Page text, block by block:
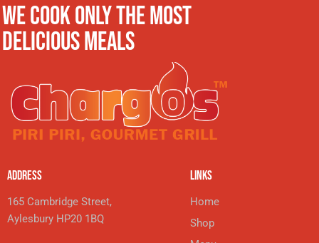
WE COOK ONLY THE MOST
DELICIOUS MEALS
ADDRESS
165 Cambridge Street,
Aylesbury HP20 1BQ
LINKS
Home
Shop